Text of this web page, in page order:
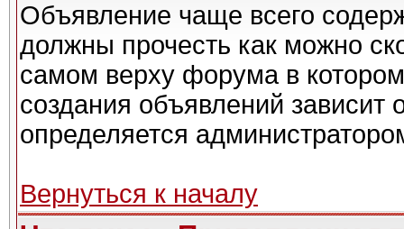
Объявление чаще всего
должны прочесть как можно
самом верху форума в
создания объявлений зависит
определяется
Вернуться к началу